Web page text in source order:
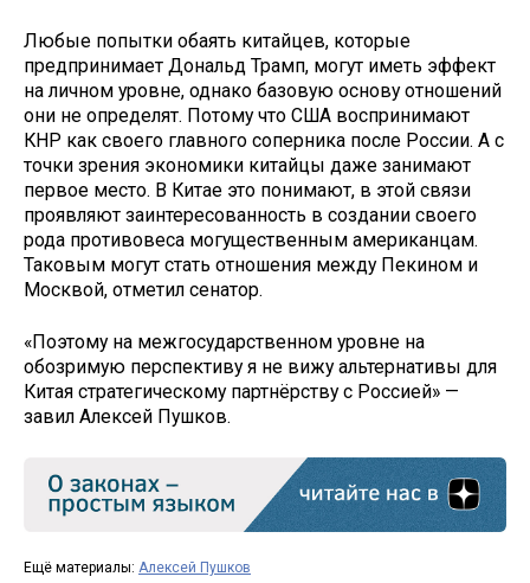
Любые попытки обаять китайцев, которые
предпринимает Дональд Трамп, могут иметь эффект
на личном уровне, однако базовую основу отношений
они не определят. Потому что США воспринимают
КНР как своего главного соперника после России. А с
точки зрения экономики китайцы даже занимают
первое место. В Китае это понимают, в этой связи
проявляют заинтересованность в создании своего
рода противовеса могущественным американцам.
Таковым могут стать отношения между Пекином и
Москвой, отметил сенатор.
«Поэтому на межгосударственном уровне на
обозримую перспективу я не вижу альтернативы для
Китая стратегическому партнёрству с Россией» —
завил Алексей Пушков.
Ещё материалы: Алексей Пушков